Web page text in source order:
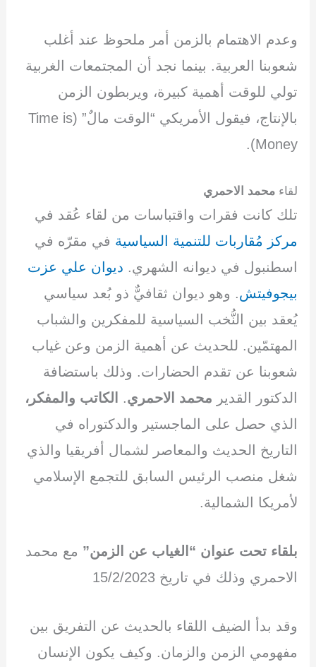
وعدم الاهتمام بالزمن أمر ملحوظ عند أغلب
شعوبنا العربية. بينما نجد أن المجتمعات الغربية
تولي للوقت أهمية كبيرة، ويربطون الزمن
بالإنتاج، فيقول الأمريكي “الوقت مالٌ” (Time is
Money).
لقاءمحمد الاحمري
تلك كانت فقرات واقتباسات من لقاء عُقد في
مركز مُقاربات للتنمية السياسية في مقرّه في
اسطنبول في ديوانه الشهري. ديوان علي عزت
بيجوفيتش. وهو ديوان ثقافيٌّ ذو بُعد سياسي
يُعقد بين النُّخب السياسية للمفكرين والشباب
المهتمّين. للحديث عن أهمية الزمن وعن غياب
شعوبنا عن تقدم الحضارات. وذلك باستضافة
الدكتور القدير محمد الاحمري. الكاتب والمفكر،
الذي حصل على الماجستير والدكتوراه في
التاريخ الحديث والمعاصر لشمال أفريقيا والذي
شغل منصب الرئيس السابق للتجمع الإسلامي
لأمريكا الشمالية.
بلقاء تحت عنوان “الغياب عن الزمن” مع محمد
الاحمري وذلك في تاريخ 15/2/2023
وقد بدأ الضيف اللقاء بالحديث عن التفريق بين
مفهومي الزمن والزمان. وكيف يكون الإنسان